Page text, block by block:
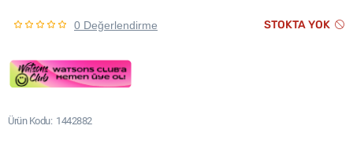
0 Değerlendirme STOKTA YOK
Ürün Kodu 1442882